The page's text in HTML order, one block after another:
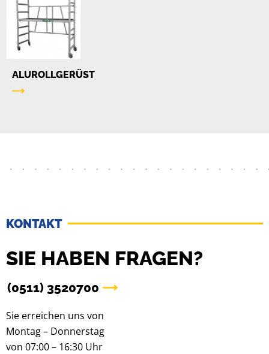
ALUROLLGERÜST
KONTAKT
SIE HABEN FRAGEN?
(0511) 3520700
Sie erreichen uns von
Montag – Donnerstag
von 07:00 – 16:30 Uhr